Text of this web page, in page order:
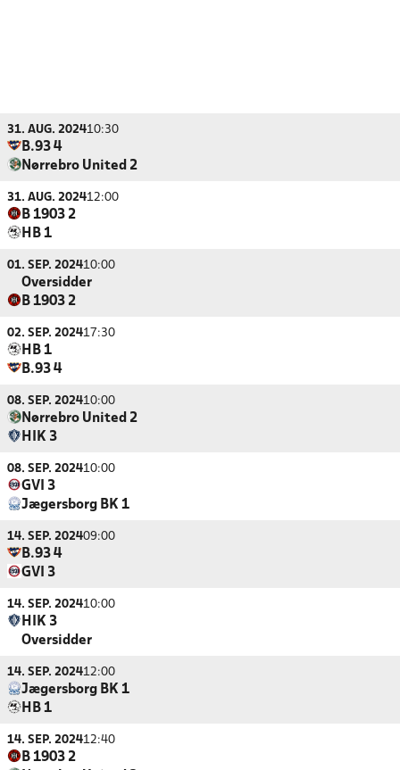
31. AUG. 202410:30
B.93 4
Nørrebro United 2
31. AUG. 202412:00
B 1903 2
HB 1
01. SEP. 202410:00
Oversidder
B 1903 2
02. SEP. 202417:30
HB 1
B.93 4
08. SEP. 202410:00
Nørrebro United 2
HIK 3
08. SEP. 202410:00
GVI 3
Jægersborg BK 1
14. SEP. 202409:00
B.93 4
GVI 3
14. SEP. 202410:00
HIK 3
Oversidder
14. SEP. 202412:00
Jægersborg BK 1
HB 1
14. SEP. 202412:40
B 1903 2